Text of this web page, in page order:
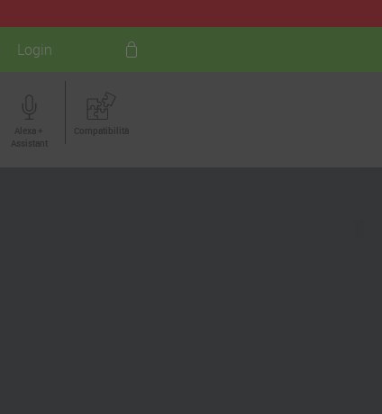
Login
Alexa +
Assistant
Compatibilità